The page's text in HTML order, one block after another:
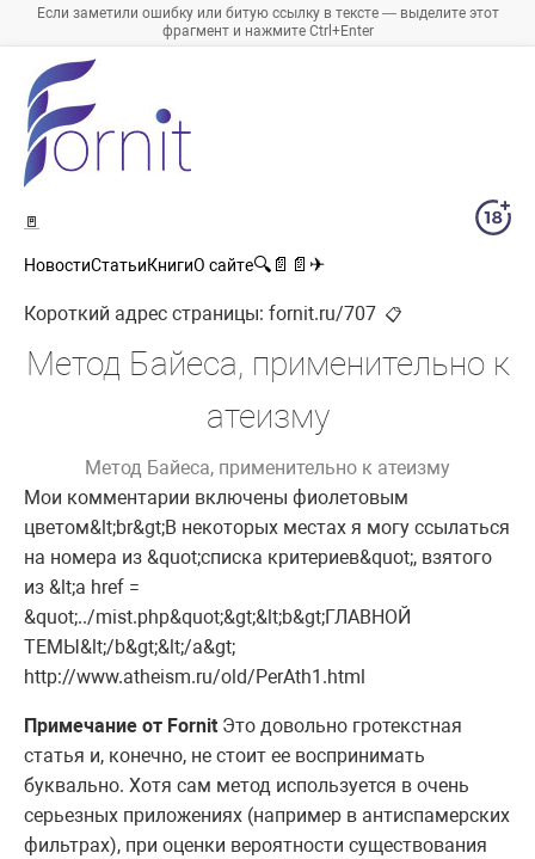
Если заметили ошибку или битую ссылку в тексте — выделите этот
фрагмент и нажмите Ctrl+Enter
🚪
НовостиСтатьиКнигиО сайте🔍 📄 📄 ✈
Короткий адрес страницы: fornit.ru/707 📋
Метод Байеса, применительно к
атеизму
Метод Байеса, применительно к атеизму
Мои комментарии включены фиолетовым
цветом&lt;br&gt;В некоторых местах я могу ссылаться
на номера из &quot;списка критериев&quot;, взятого
из &lt;a href =
&quot;../mist.php&quot;&gt;&lt;b&gt;ГЛАВНОЙ
ТЕМЫ&lt;/b&gt;&lt;/a&gt;
http://www.atheism.ru/old/PerAth1.html
Примечание от Fornit Это довольно гротекстная
статья и, конечно, не стоит ее воспринимать
буквально. Хотя сам метод используется в очень
серьезных приложениях (например в антиспамерских
фильтрах), при оценки вероятности существования